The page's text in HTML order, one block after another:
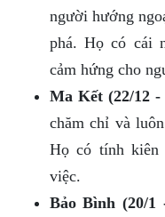
người hướng
phá. Họ có cái
cảm hứng cho
Ma Kết (22/12 -
chăm chỉ và
Họ có tính kiên
việc.
Bảo Bình (20/1